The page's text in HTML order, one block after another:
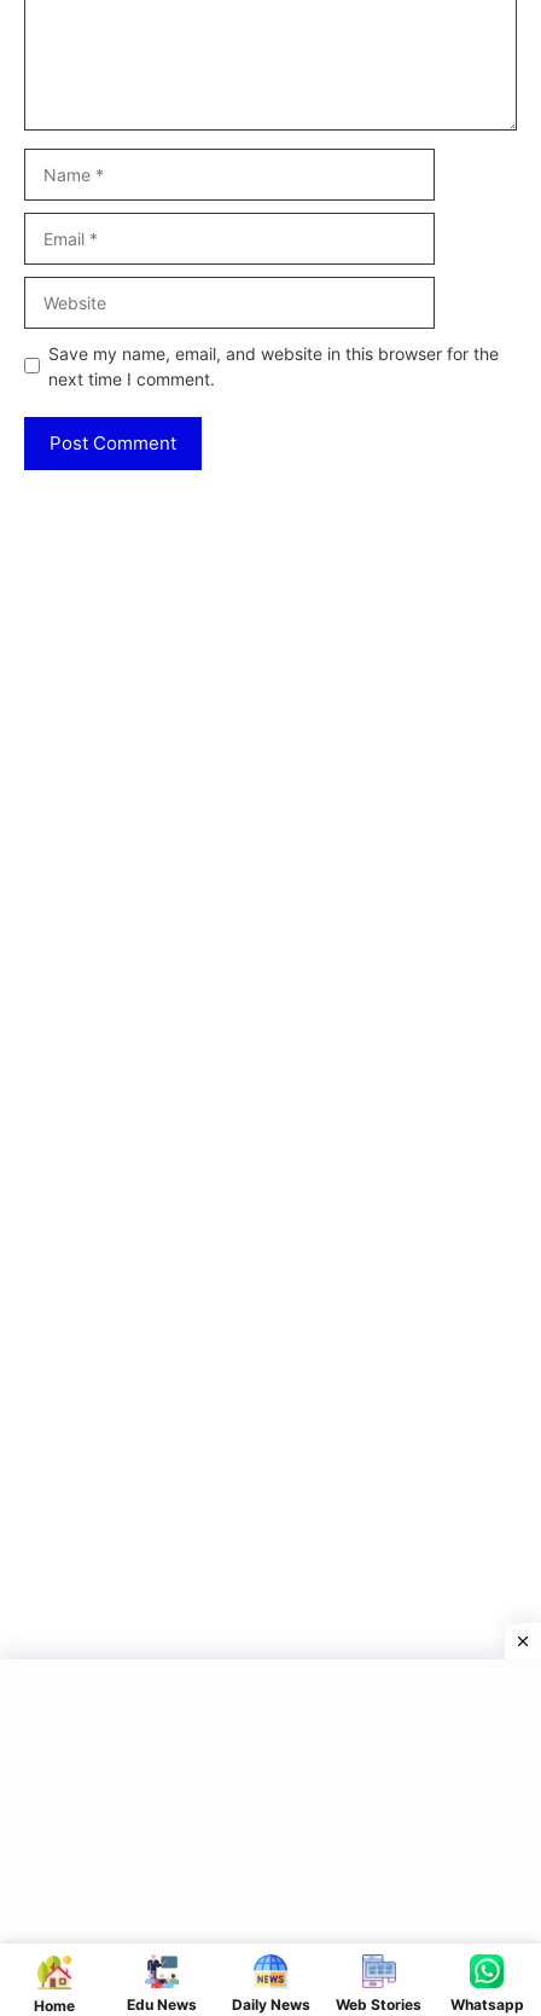
Home Edu News Daily News Web Stories Whatsapp
Save my name, email, and website in this browser for the
next time I comment.